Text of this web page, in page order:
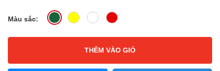
Màu sắc:
THÊM VÀO GIỎ